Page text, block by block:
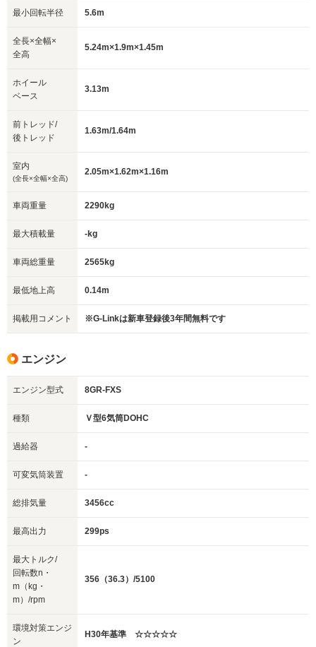
最小回転半径 5.6m
全長×全幅×
全高
5.24m×1.9m×1.45m
ホイール
ベース
3.13m
前トレッド/
後トレッド
1.63m/1.64m
室内
(全長×全幅×全高)
2.05m×1.62m×1.16m
車両重量 2290kg
最大積載量 -kg
車両総重量 2565kg
最低地上高 0.14m
掲載用コメント ※G-Linkは新車登録後3年間無料です
エンジン
エンジン型式 8GR-FXS
種類 Ｖ型6気筒DOHC
過給器 -
可変気筒装置 -
総排気量 3456cc
最高出力 299ps
最大トルク/
回転数n・
m（kg・
m）/rpm
356（36.3）/5100
環境対策エンジ
ン
H30年基準 ☆☆☆☆☆